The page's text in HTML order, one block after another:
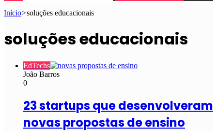
Início>soluções educacionais
soluções educacionais
EdTechs
João Barros
0
23 startups que desenvolveram
novas propostas de ensino